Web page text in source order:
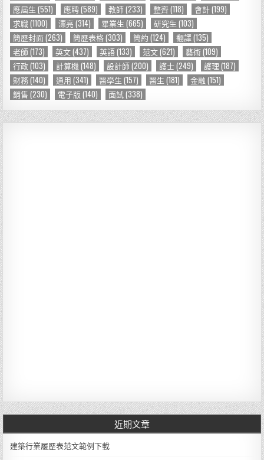
應屆生 (551) 應聘(589) 教師(233) 整齊(118) 會計(199)
求職(1100) 漂亮 (314) 畢業生 (665) 研究生 (103)
簡歷封面(263) 簡歷表格(303) 簡約 (124) 翻譯(135)
老師(173) 英文(437) 英語(133) 范文(621) 藝術(109)
行政(103) 計算機 (148) 設計師(200) 護士(249) 護理 (187)
財務(140) 通用 (341) 醫學生 (157) 醫生 (181) 金融 (151)
銷售 (230) 電子版 (140) 面試(338)
近期文章
建築行業履歷表范文範例下載